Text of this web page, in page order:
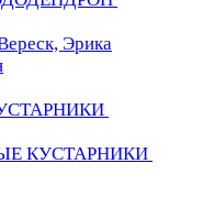
Эрика
КУСТАРНИКИ